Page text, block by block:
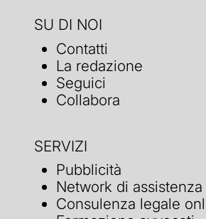
SU DI NOI
Contatti
La redazione
Seguici
Collabora
SERVIZI
Pubblicità
Network di assistenza
Consulenza legale